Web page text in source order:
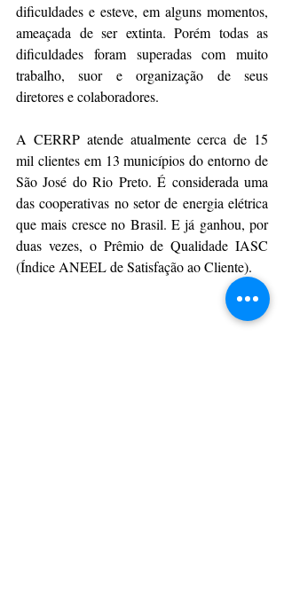
dificuldades e esteve, em alguns momentos,
ameaçada de ser extinta. Porém todas as
dificuldades foram superadas com muito
trabalho, suor e organização de seus
diretores e colaboradores.
A CERRP atende atualmente cerca de 15
mil clientes em 13 municípios do entorno de
São José do Rio Preto. É considerada uma
das cooperativas no setor de energia elétrica
que mais cresce no Brasil. E já ganhou, por
duas vezes, o Prêmio de Qualidade IASC
(Índice ANEEL de Satisfação ao Cliente).